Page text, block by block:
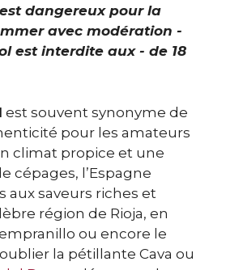
est dangereux pour la
avec modération -
est interdite aux - de 18
est souvent synonyme de
pour les amateurs
climat propice et une
cépages, l’Espagne
aux saveurs riches et
région de Rioja, en
ou encore le
la pétillante Cava ou